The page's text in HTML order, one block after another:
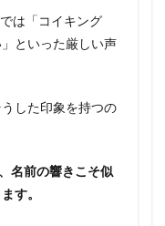
は「コイキング
といった厳しい声
した印象を持つの
名前の響きこそ似
す。